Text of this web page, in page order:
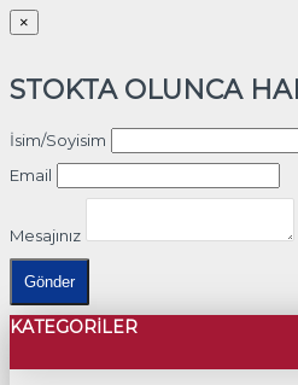
×
STOKTA OLUNCA
İsim/Soyisim
Email
Mesajınız
Gönder
KATEGORILER